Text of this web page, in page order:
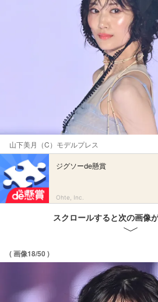
山下美月（C）モデルプレス
ジグソーde懸賞
Ohte, Inc.
スクロールすると次の画像
( 画像18/50 )